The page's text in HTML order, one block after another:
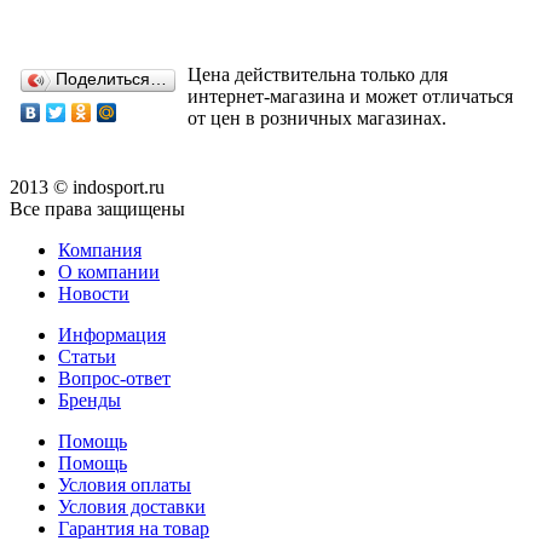
Поделиться…
Цена действительна только для
интернет-магазина и может отличаться
от цен в розничных магазинах.
2013 © indosport.ru
Все права защищены
Компания
О компании
Новости
Информация
Статьи
Вопрос-ответ
Бренды
Помощь
Помощь
Условия оплаты
Условия доставки
Гарантия на товар